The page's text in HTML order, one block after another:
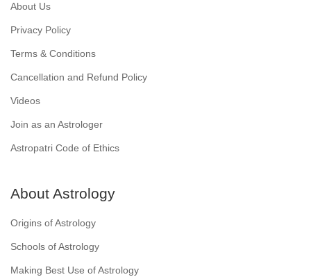
About Us
Privacy Policy
Terms & Conditions
Cancellation and Refund Policy
Videos
Join as an Astrologer
Astropatri Code of Ethics
About Astrology
Origins of Astrology
Schools of Astrology
Making Best Use of Astrology